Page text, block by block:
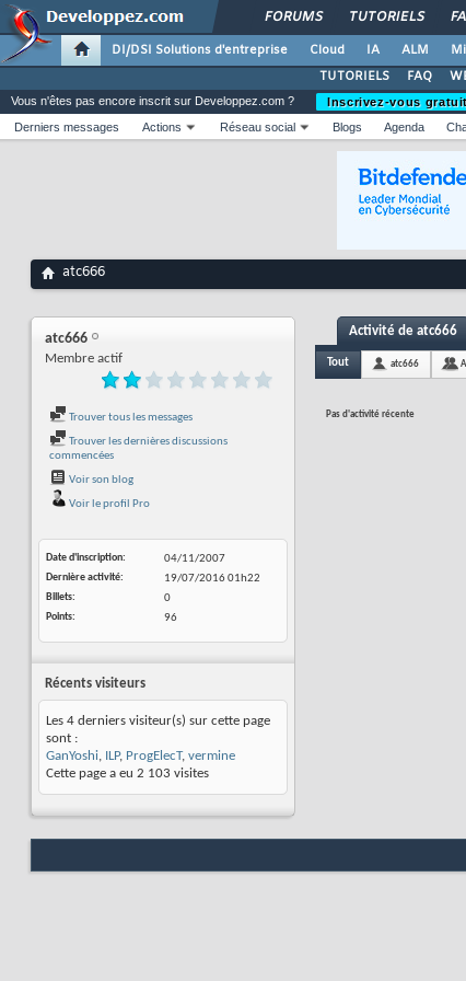
FORUMS TUTORIELS
DI/DSI Solutions d'entreprise Cloud IA ALM
TUTORIELS
FAQ
Vous n'êtes pas encore inscrit sur Developpez.com ?
Inscrivez-vous
Derniers messages
Actions Réseau social Blogs Agenda
atc666
atc666
Membre actif
Trouver tous les messages
Trouver les dernières discussions
commencées
Voir son blog
Voir le profil Pro
Date d'inscription
04/11/2007
Dernière activité
19/07/201601h22
Billets
0
Points
96
Récents visiteurs
Les 4 derniers visiteur(s) sur cette page
sont :
GanYoshi, ILP, ProgElecT, vermine
Cette page a eu 2 103 visites
Activité de atc666
Tout atc666
Pas d'activité récente